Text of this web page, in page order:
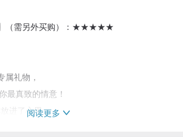
】（需另外买购）：★★★★★
属礼物，
最真致的情意！
放进了心里。
阅读更多